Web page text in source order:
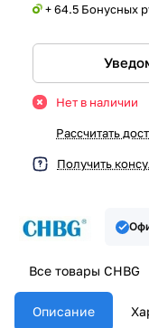
+ 64.5 Бонусных
Нет в наличии
Рассчитать
Получить
Все товары CHBG
Описание